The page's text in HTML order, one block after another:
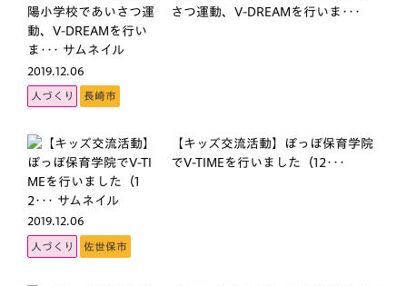
2019.12.06
さつ運動、V-DREAMを行いま･･･
人づくり 長崎市
2019.12.06
【キッズ交流活動】ぽっぽ保育学院
でV-TIMEを行いました（12･･･
人づくり 佐世保市